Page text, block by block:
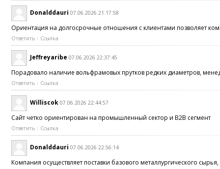
Donalddauri 07.06.2026 21:17:58
Ориентация на долгосрочные отношения с клиентами позволяет
Ответить Ссылка
Jeffreyaribe 07.06.2026 22:37:45
Порадовало наличие вольфрамовых прутков редких диаметров,
Ответить Ссылка
Williscok 07.06.2026 22:44:57
Сайт четко ориентирован на промышленный сектор и B2B сегмент
Ответить Ссылка
Donalddauri 07.06.2026 22:56:14
Компания осуществляет поставки базового металлургического